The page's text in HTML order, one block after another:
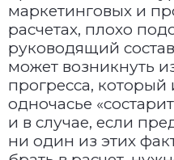
маркетинговых и
расчетах, плохо
руководящий
может возникнуть
прогресса, который
одночасье
и в случае, если
ни один из этих